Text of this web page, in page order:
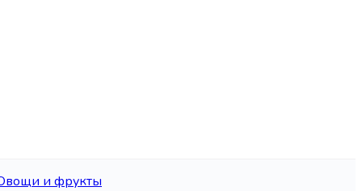
и фрукты